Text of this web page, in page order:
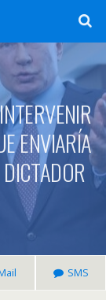
ENVIARÍA
SMS